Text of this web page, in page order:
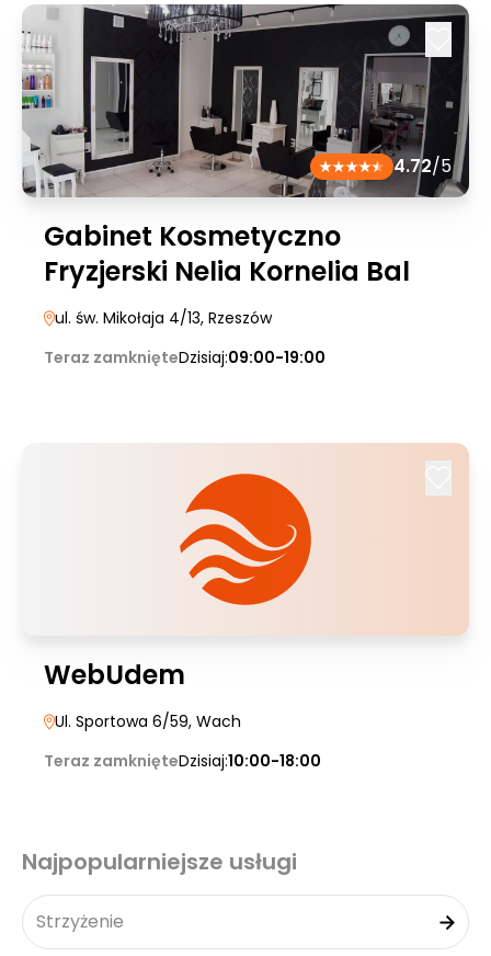
4.72/5
Gabinet Kosmetyczno
Fryzjerski Nelia Kornelia Bal
ul. św. Mikołaja 4/13, Rzeszów
Teraz zamknięteDzisiaj:09:00-19:00
WebUdem
Ul. Sportowa 6/59, Wach
Teraz zamknięteDzisiaj:10:00-18:00
Najpopularniejsze usługi
Strzyżenie